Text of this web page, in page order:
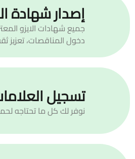
إصدار شهادة
دخول المناقصات،
تسجيل
نوفر لك كل ما تحتاجه